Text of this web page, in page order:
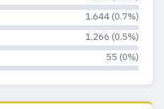
1.644 (0.7%)
1.266 (0.5%)
55 (0%)